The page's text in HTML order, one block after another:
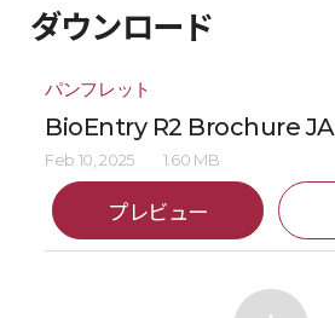
ダウンロード
パンフレット
BioEntry R2 Brochure JA
Feb 10, 2025 1.60 MB
プレビュー